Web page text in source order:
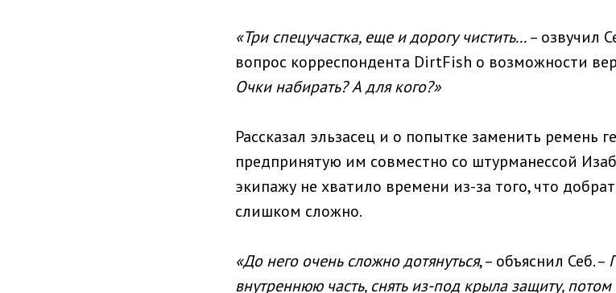
«Три спецучастка, еще и дорогу чистить...– озвучил
вопрос корреспондента DirtFish о возможности
Очки набирать? А для кого?»
Рассказал эльзасец и о попытке заменить ремень
предпринятую им совместно со штурманессой
экипажу не хватило времени из-за того, что
слишком сложно.
«До него очень сложно дотянуться, – объяснил Себ. –
внутреннюю часть, снять из-под крыла защиту,